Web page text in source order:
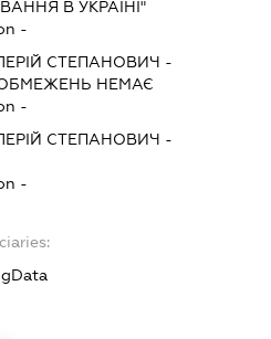
В УКРАЇНІ"
-
СТЕПАНОВИЧ -
НЕМАЄ
-
СТЕПАНОВИЧ -
-